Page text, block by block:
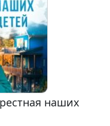
наших